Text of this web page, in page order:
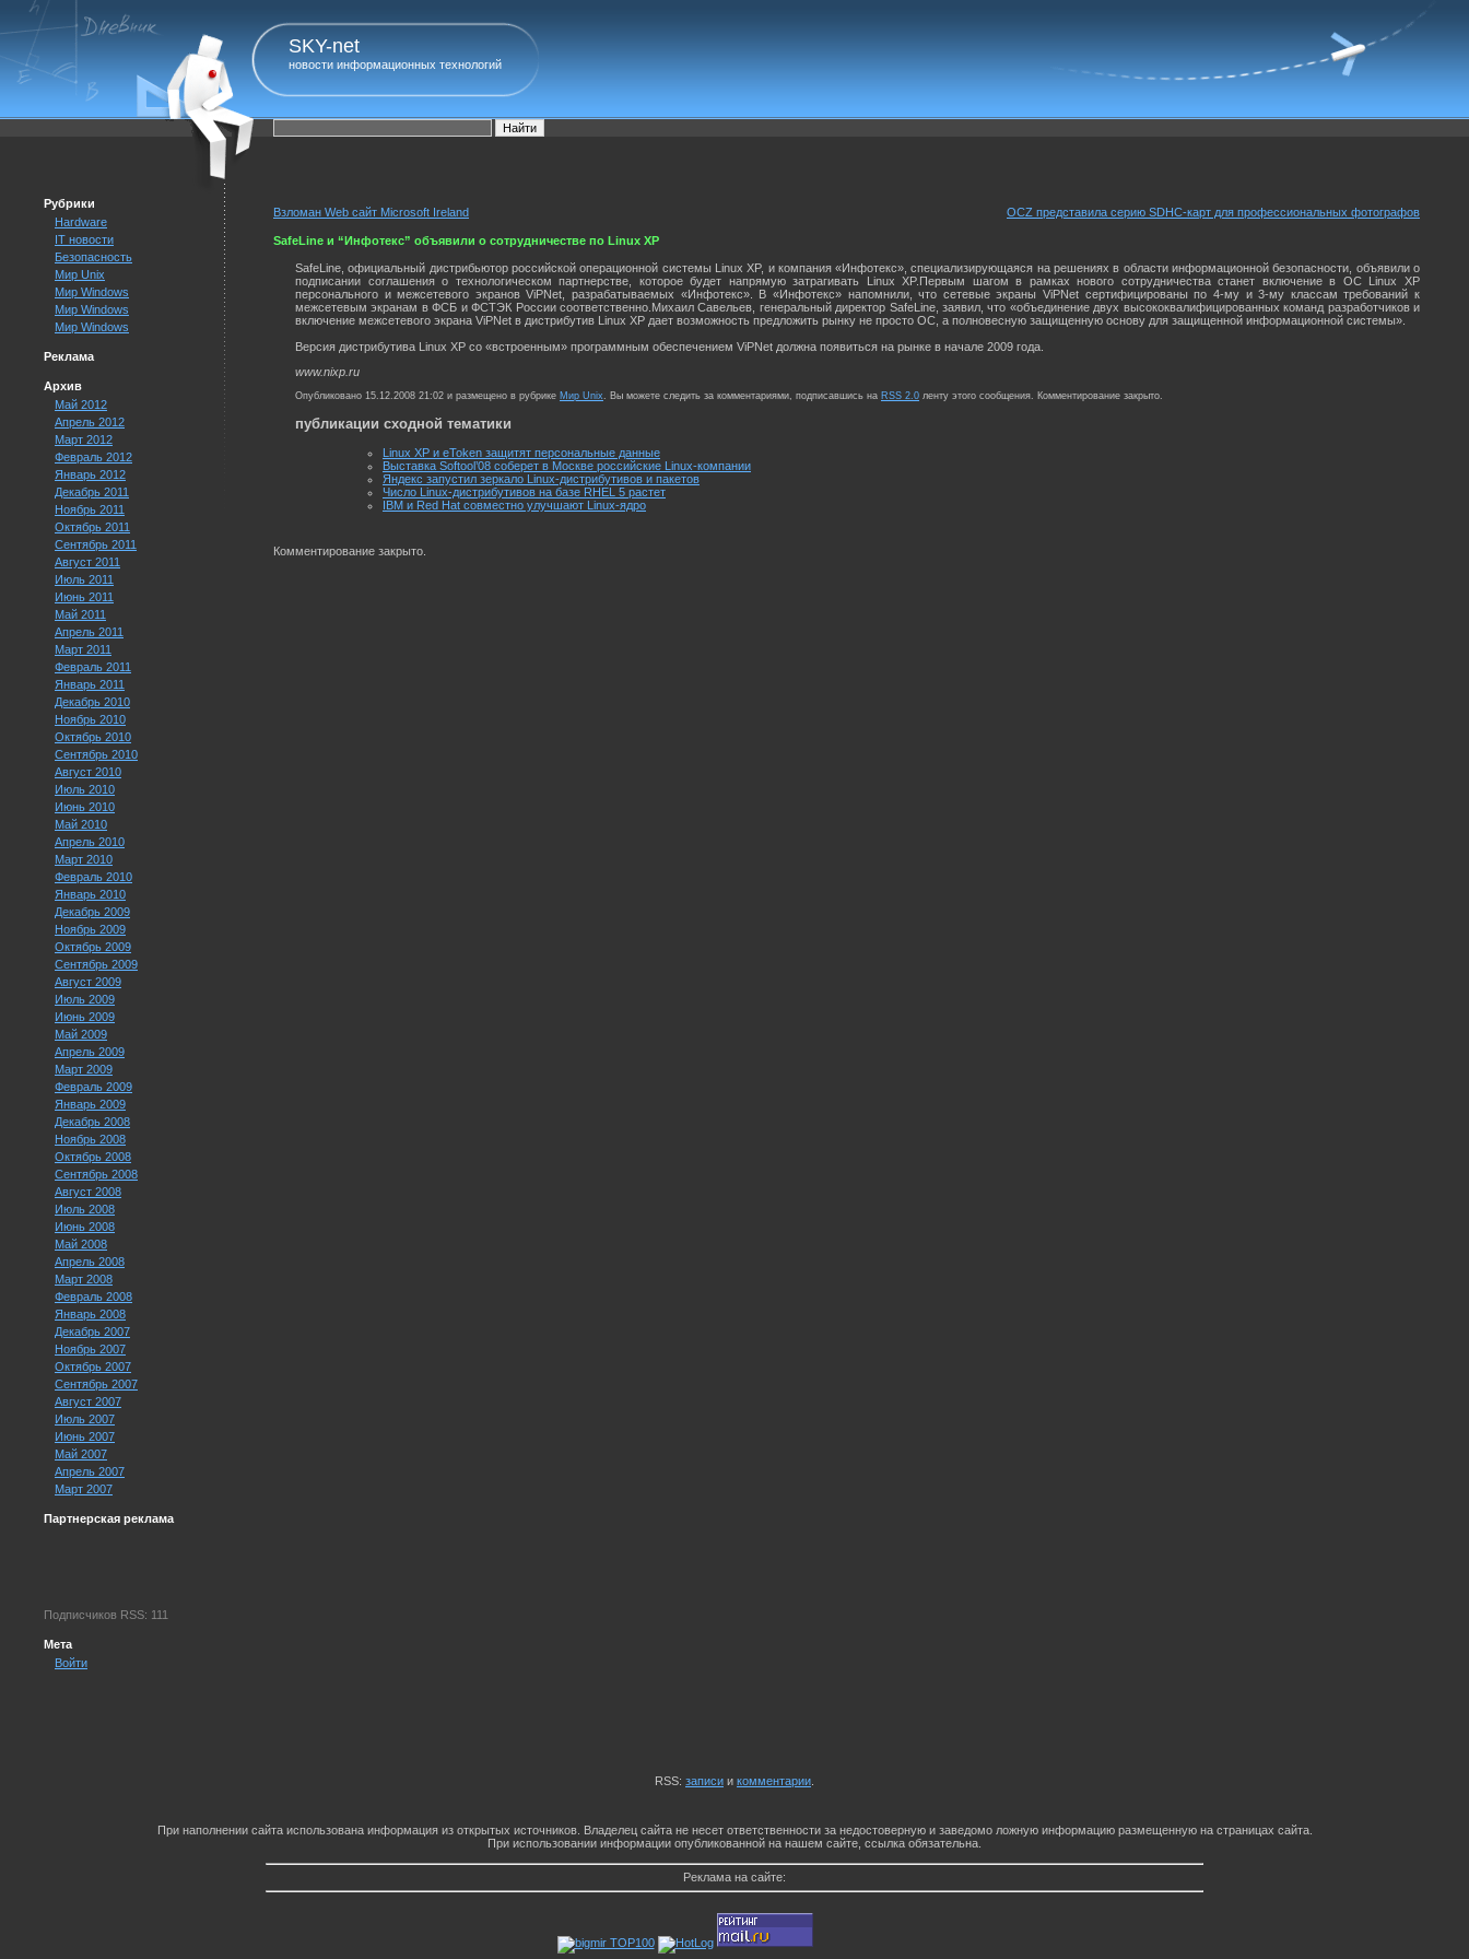
SKY-net
новости информационных технологий
Рубрики
Hardware
IT новости
Безопасность
Мир Unix
Мир Windows
Мир Windows
Мир Windows
Реклама
Архив
Май 2012
Апрель 2012
Март 2012
Февраль 2012
Январь 2012
Декабрь 2011
Ноябрь 2011
Октябрь 2011
Сентябрь 2011
Август 2011
Июль 2011
Июнь 2011
Май 2011
Апрель 2011
Март 2011
Февраль 2011
Январь 2011
Декабрь 2010
Ноябрь 2010
Октябрь 2010
Сентябрь 2010
Август 2010
Июль 2010
Июнь 2010
Май 2010
Апрель 2010
Март 2010
Февраль 2010
Январь 2010
Декабрь 2009
Ноябрь 2009
Октябрь 2009
Сентябрь 2009
Август 2009
Июль 2009
Июнь 2009
Май 2009
Апрель 2009
Март 2009
Февраль 2009
Январь 2009
Декабрь 2008
Ноябрь 2008
Октябрь 2008
Сентябрь 2008
Август 2008
Июль 2008
Июнь 2008
Май 2008
Апрель 2008
Март 2008
Февраль 2008
Январь 2008
Декабрь 2007
Ноябрь 2007
Октябрь 2007
Сентябрь 2007
Август 2007
Июль 2007
Июнь 2007
Май 2007
Апрель 2007
Март 2007
Партнерская реклама
Подписчиков RSS: 111
Мета
Войти
Взломан Web сайт Microsoft Ireland OCZ представила серию SDHC-карт для профессиональных фотографов
SafeLine и “Инфотекс” объявили о сотрудничестве по Linux XP
SafeLine, официальный дистрибьютор российской операционной системы Linux XP, и компания «Инфотекс», специализирующаяся на решениях в области информационной безопасности, объявили о
подписании соглашения о технологическом партнерстве, которое будет напрямую затрагивать Linux XP.Первым шагом в рамках нового сотрудничества станет включение в ОС Linux XP
персонального и межсетевого экранов ViPNet, разрабатываемых «Инфотекс». В «Инфотекс» напомнили, что сетевые экраны ViPNet сертифицированы по 4-му и 3-му классам требований к
межсетевым экранам в ФСБ и ФСТЭК России соответственно.Михаил Савельев, генеральный директор SafeLine, заявил, что «объединение двух высококвалифицированных команд разработчиков и
включение межсетевого экрана ViPNet в дистрибутив Linux XP дает возможность предложить рынку не просто ОС, а полновесную защищенную основу для защищенной информационной системы».
Версия дистрибутива Linux XP со «встроенным» программным обеспечением ViPNet должна появиться на рынке в начале 2009 года.
www.nixp.ru
Опубликовано 15.12.2008 21:02 и размещено в рубрике Мир Unix. Вы можете следить за комментариями, подписавшись на RSS 2.0 ленту этого сообщения. Комментирование закрыто.
публикации сходной тематики
Linux XP и eToken защитят персональные данные
Выставка Softool’08 соберет в Москве российские Linux-компании
Яндекс запустил зеркало Linux-дистрибутивов и пакетов
Число Linux-дистрибутивов на базе RHEL 5 растет
IBM и Red Hat совместно улучшают Linux-ядро
Комментирование закрыто.
RSS: записи и комментарии
При наполнении сайта использована информация из открытых источников. Владелец сайта не несет ответственности за недостоверную и заведомо ложную информацию размещенную на страницах сайта.
При использовании информации опубликованной на нашем сайте, ссылка обязательна.
Реклама на сайте: